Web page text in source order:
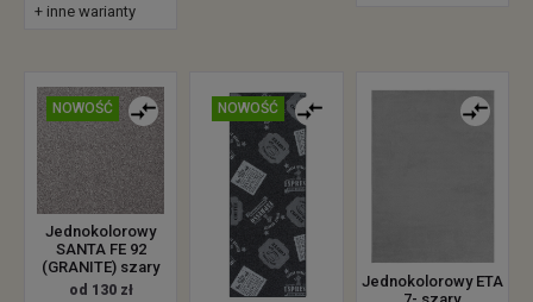
+ inne warianty
NOWOŚĆ
Jednokolorowy
SANTA FE 92
(GRANITE) szary
od 130 zł
NOWOŚĆ
Jednokolorowy ETA